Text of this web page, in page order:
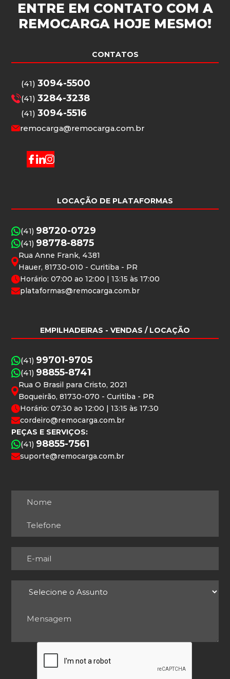
ENTRE EM CONTATO COM A
REMOCARGA HOJE MESMO!
CONTATOS
(41)3094-5500
(41)3284-3238
(41)3094-5516
remocarga@remocarga.com.br
LOCAÇÃO DE PLATAFORMAS
(41) 98720-0729
(41) 98778-8875
Rua Anne Frank, 4381
Hauer, 81730-010 - Curitiba - PR
Horário: 07:00 ao 12:00 | 13:15 às 17:00
plataformas@remocarga.com.br
EMPILHADEIRAS - VENDAS / LOCAÇÃO
(41) 99701-9705
(41) 98855-8741
Rua O Brasil para Cristo, 2021
Boqueirão, 81730-070 - Curitiba - PR
Horário: 07:30 ao 12:00 | 13:15 às 17:30
cordeiro@remocarga.com.br
PEÇAS E SERVIÇOS:
(41) 98855-7561
suporte@remocarga.com.br